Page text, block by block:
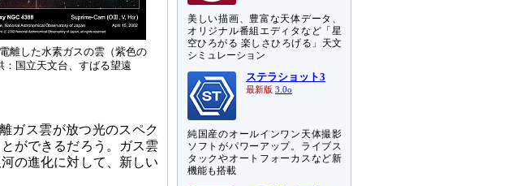
離した水素ガスの雲（紫色の
：国立天文台、すばる望遠
ガス雲が放つ光のスペク
ができるだろう。ガス雲
の進化に対して、新しい
美しい描画、豊富な天体データ、
オリジナル番組エディタなど「星
空ひろがる 楽しさひろげる」天文
シミュレーション
ステラショット3
最新版 3.0o
純国産のオールインワン天体撮影
ソフトがパワーアップ。ライブス
タックやオートフォーカスなど新
機能も搭載